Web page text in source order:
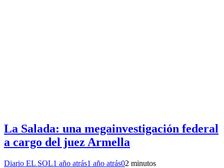
La Salada: una megainvestigación federal
a cargo del juez Armella
Diario EL SOL1 año atrás1 año atrás02 minutos